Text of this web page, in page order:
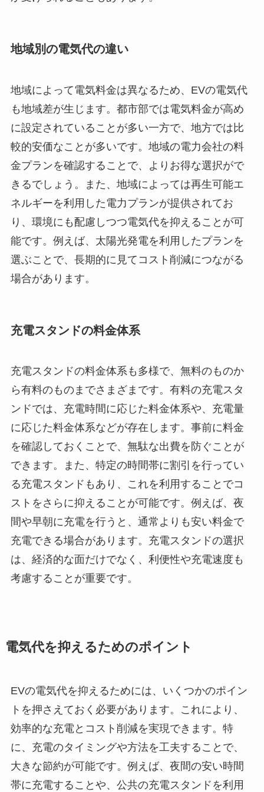
地域別の電気代の違い
地域によって電気料金は異なるため、EVの電気代
も地域差が生じます。都市部では電気料金が高め
に設定されていることが多い一方で、地方では比
較的安価なことが多いです。地域の電力会社の料
金プランを確認することで、よりお得な選択がで
きるでしょう。また、地域によっては再生可能エ
ネルギーを利用した電力プランが提供されてお
り、環境にも配慮しつつ電気代を抑えることが可
能です。例えば、太陽光発電を利用したプランを
選ぶことで、長期的に見てコスト削減につながる
場合があります。
充電スタンドの料金体系
充電スタンドの料金体系も多様で、無料のものか
ら有料のものまでさまざまです。有料の充電スタ
ンドでは、充電時間に応じた料金体系や、充電量
に応じた料金体系などが存在します。事前に料金
を確認しておくことで、無駄な出費を防ぐことが
できます。また、特定の時間帯に割引を行ってい
る充電スタンドもあり、これを利用することでコ
ストをさらに抑えることが可能です。例えば、夜
間や早朝に充電を行うと、通常よりも安い料金で
充電できる場合があります。充電スタンドの選択
は、経済的な面だけでなく、利便性や充電速度も
考慮することが重要です。
電気代を抑えるためのポイント
EVの電気代を抑えるためには、いくつかのポイン
トを押さえておく必要があります。これにより、
効率的な充電とコスト削減を実現できます。特
に、充電のタイミングや方法を工夫することで、
大きな節約が可能です。例えば、夜間の安い時間
帯に充電することや、公共の充電スタンドを利用